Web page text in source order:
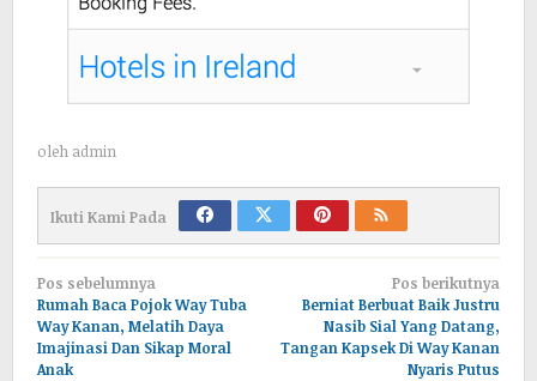
oleh admin
Ikuti Kami Pada
Navigasi
pos
Pos sebelumnya
Rumah Baca Pojok Way Tuba
Way Kanan, Melatih Daya
Imajinasi Dan Sikap Moral
Anak
Pos berikutnya
Berniat Berbuat Baik Justru
Nasib Sial Yang Datang,
Tangan Kapsek Di Way Kanan
Nyaris Putus